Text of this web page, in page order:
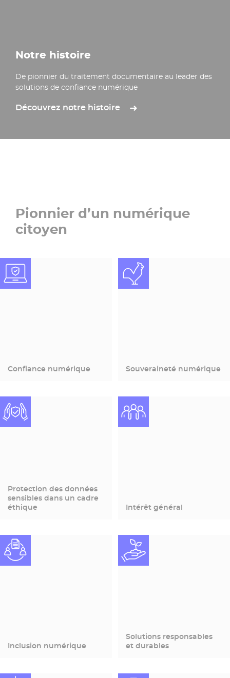
Notre histoire​
De pionnier du traitement documentaire au leader des
solutions de confiance numérique
Découvrez notre histoire
Pionnier d’un numérique
citoyen
Confiance numérique Souveraineté numérique
Protection des données
sensibles dans un cadre
éthique
Intérêt général
Inclusion numérique
Solutions responsables
et durables